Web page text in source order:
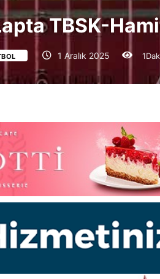
TBSK-
1 Aralık 2025